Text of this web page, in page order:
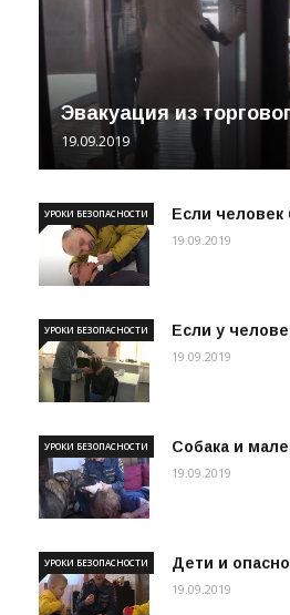
Эвакуация из
19.09.2019
Если человек
УРОКИ БЕЗОПАСНОСТИ
19.09.2019
Если у
УРОКИ БЕЗОПАСНОСТИ
19.09.2019
Собака и
УРОКИ БЕЗОПАСНОСТИ
19.09.2019
Дети и
УРОКИ БЕЗОПАСНОСТИ
19.09.2019